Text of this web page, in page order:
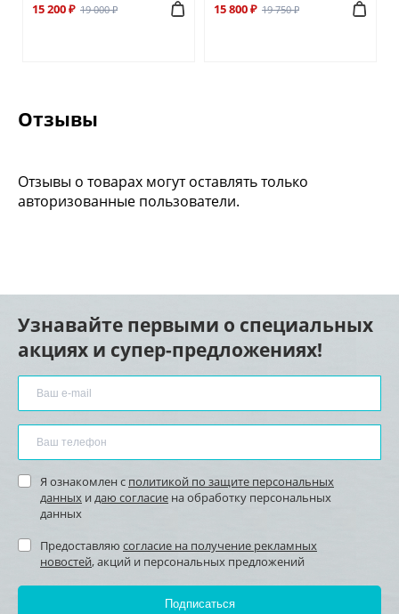
15 200 ₽ 19 000 ₽ 15 800 ₽ 19 750 ₽
Отзывы
Отзывы о товарах могут оставлять только
авторизованные пользователи.
Узнавайте первыми о специальных
акциях и супер-предложениях!
Я ознакомлен с политикой по защите персональных
данных и даю согласие на обработку персональных
данных
Предоставляю согласие на получение рекламных
новостей, акций и персональных предложений